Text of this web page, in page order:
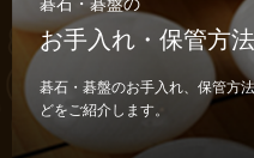
碁石・碁盤の
お手入れ・保管方法
碁石・碁盤のお手入れ、保管方
どをご紹介します。